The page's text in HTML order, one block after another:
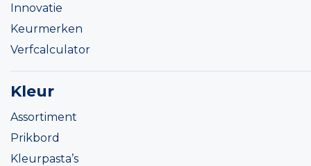
Innovatie
Keurmerken
Verfcalculator
Kleur
Assortiment
Prikbord
Kleurpasta’s